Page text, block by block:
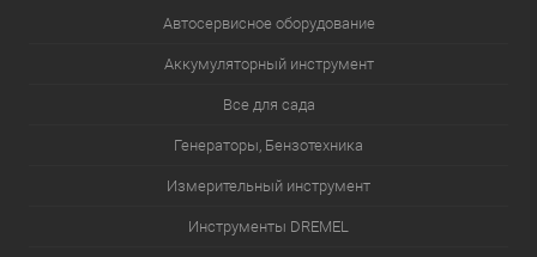
Автосервисное оборудование
Аккумуляторный инструмент
Все для сада
Генераторы, Бензотехника
Измерительный инструмент
Инструменты DREMEL